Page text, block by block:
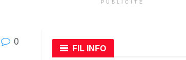
0
PUBLICITÉ
FIL INFO